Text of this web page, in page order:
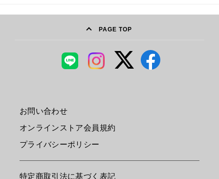
PAGE TOP
お問い合わせ
オンラインストア会員規約
プライバシーポリシー
特定商取引法に基づく表記